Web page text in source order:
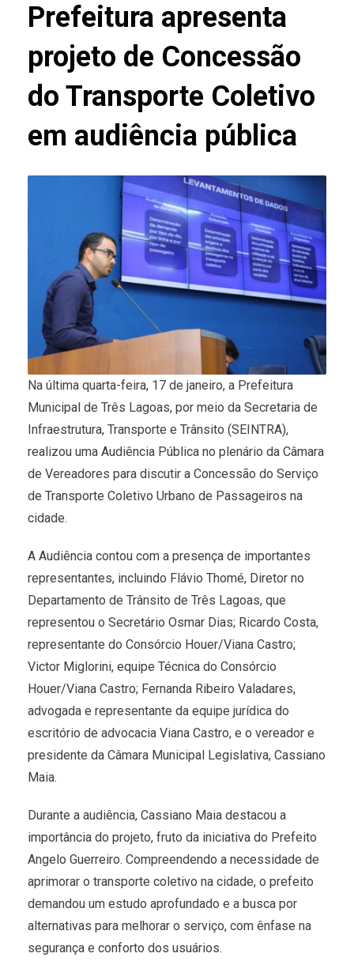
Prefeitura apresenta
projeto de Concessão
do Transporte Coletivo
em audiência pública
Na última quarta-feira, 17 de janeiro, a Prefeitura
Municipal de Três Lagoas, por meio da Secretaria de
Infraestrutura, Transporte e Trânsito (SEINTRA),
realizou uma Audiência Pública no plenário da Câmara
de Vereadores para discutir a Concessão do Serviço
de Transporte Coletivo Urbano de Passageiros na
cidade.
A Audiência contou com a presença de importantes
representantes, incluindo Flávio Thomé, Diretor no
Departamento de Trânsito de Três Lagoas, que
representou o Secretário Osmar Dias; Ricardo Costa,
representante do Consórcio Houer/Viana Castro;
Victor Miglorini, equipe Técnica do Consórcio
Houer/Viana Castro; Fernanda Ribeiro Valadares,
advogada e representante da equipe jurídica do
escritório de advocacia Viana Castro, e o vereador e
presidente da Câmara Municipal Legislativa, Cassiano
Maia.
Durante a audiência, Cassiano Maia destacou a
importância do projeto, fruto da iniciativa do Prefeito
Angelo Guerreiro. Compreendendo a necessidade de
aprimorar o transporte coletivo na cidade, o prefeito
demandou um estudo aprofundado e a busca por
alternativas para melhorar o serviço, com ênfase na
segurança e conforto dos usuários.